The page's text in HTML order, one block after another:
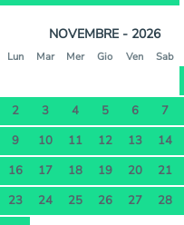
NOVEMBRE - 2026
Lun Mar Mer Gio Ven Sab
2
3 4 5 6 7
9
10 11 12 13 14
16
17 18 19 20 21
23
24 25 26 27 28